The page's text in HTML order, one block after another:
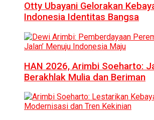
Otty Ubayani Gelorakan
Indonesia Identitas Bangsa
HAN 2026, Arimbi Soeharto:
Berakhlak Mulia dan Beriman